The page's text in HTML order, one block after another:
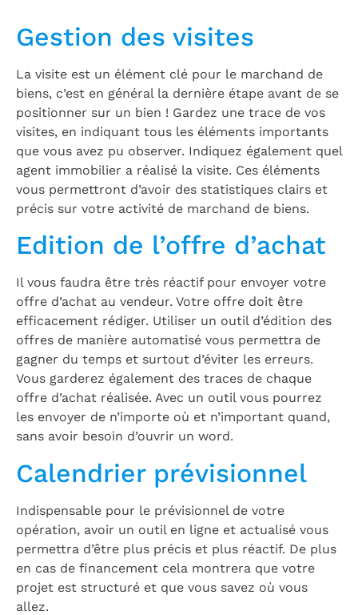
Gestion des visites
La visite est un élément clé pour le marchand de
biens, c’est en général la dernière étape avant de se
positionner sur un bien ! Gardez une trace de vos
visites, en indiquant tous les éléments importants
que vous avez pu observer. Indiquez également quel
agent immobilier a réalisé la visite. Ces éléments
vous permettront d’avoir des statistiques clairs et
précis sur votre activité de marchand de biens.
Edition de l’offre d’achat
Il vous faudra être très réactif pour envoyer votre
offre d’achat au vendeur. Votre offre doit être
efficacement rédiger. Utiliser un outil d’édition des
offres de manière automatisé vous permettra de
gagner du temps et surtout d’éviter les erreurs.
Vous garderez également des traces de chaque
offre d’achat réalisée. Avec un outil vous pourrez
les envoyer de n’importe où et n’important quand,
sans avoir besoin d’ouvrir un word.
Calendrier prévisionnel
Indispensable pour le prévisionnel de votre
opération, avoir un outil en ligne et actualisé vous
permettra d’être plus précis et plus réactif. De plus
en cas de financement cela montrera que votre
projet est structuré et que vous savez où vous
allez.